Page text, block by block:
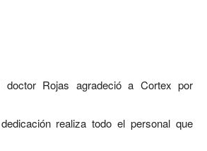
Rojas agradeció a Cortex por
realiza todo el personal que